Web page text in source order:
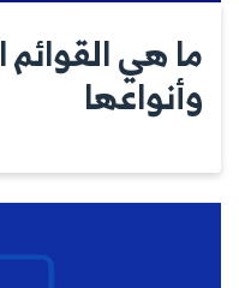
ما هي القوائم
وأنواعها